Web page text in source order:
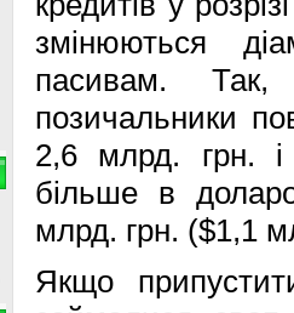
змінюються
пасивам.
позичальники
2,6 млрд. грн.
більше в
млрд. грн. ($1,1
Якщо